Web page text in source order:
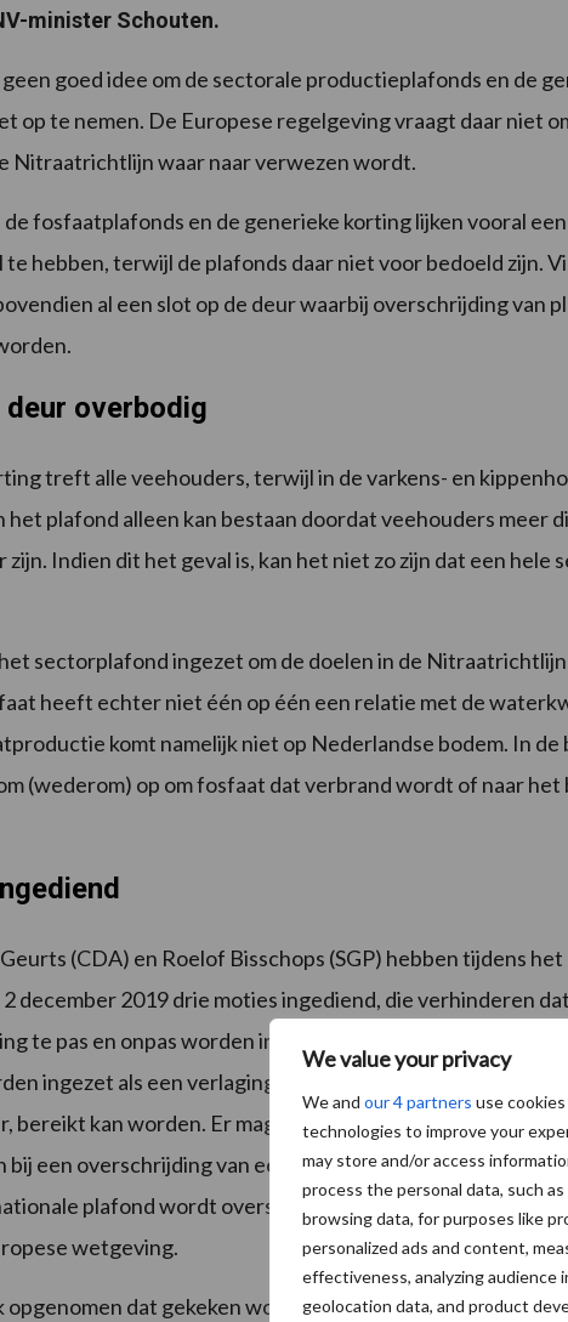
We value your privacy
We and our 4 partners use
technologies to improve your
may store and/or access
process the personal data, such
browsing data, for purposes like
personalized ads and content,
effectiveness, analyzing audience
geolocation data, and product
minister Schouten.
goed idee om de sectorale productieplafonds en de
op te nemen. De Europese regelgeving vraagt daar niet
Nitraatrichtlijn waar naar verwezen wordt.
fosfaatplafonds en de generieke korting lijken vooral
hebben, terwijl de plafonds daar niet voor bedoeld zijn.
al een slot op de deur waarbij overschrijding van
overbodig
treft alle veehouders, terwijl in de varkens- en
het plafond alleen kan bestaan doordat veehouders meer
Indien dit het geval is, kan het niet zo zijn dat een hele
sectorplafond ingezet om de doelen in de
heeft echter niet één op één een relatie met de
komt namelijk niet op Nederlandse bodem. In
(wederom) op om fosfaat dat verbrand wordt of naar
(CDA) en Roelof Bisschops (SGP) hebben tijdens
december 2019 drie moties ingediend, die verhinderen
te pas en onpas worden ingezet om de veestapel te
ingezet als een verlaging van de productie niet op een
bereikt kan worden. Er mag niet meer gekrompen worden
bij een overschrijding van een sectorplafond moet altijd
plafond wordt overschreden. Alleen het nationale
wetgeving.
opgenomen dat gekeken wordt naar een reële financiële